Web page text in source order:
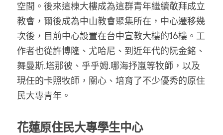
空間。後來這棟大樓成為這群青年繼續敬拜成立
教會，爾後成為中山教會聚集所在，中心遷移幾
次後，目前中心設置在台中宣教大樓的16樓。工
作者也從許博隆、尤哈尼、到近年代的阮金銘、
舞曼斯.塔那彼、乎乎姆.哪海抒嵐等牧師，以及
現任的卡照牧師，關心、培育了不少優秀的原住
民大專青年。
花蓮原住民大專學生中心